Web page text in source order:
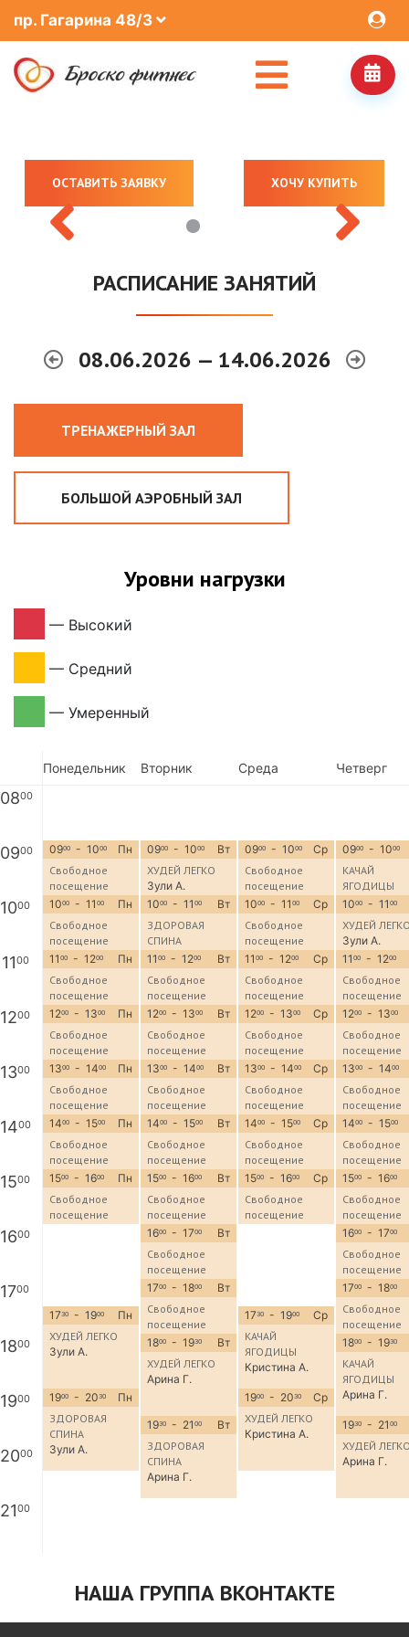
пр. Гагарина 48/3
ОСТАВИТЬ ЗАЯВКУ ХОЧУ КУПИТЬ
РАСПИСАНИЕ ЗАНЯТИЙ
08.06.2026 — 14.06.2026
ТРЕНАЖЕРНЫЙ ЗАЛ
БОЛЬШОЙ АЭРОБНЫЙ ЗАЛ
Уровни нагрузки
— Высокий
— Средний
— Умеренный
Понедельник Вторник Среда Четверг
0800
0900 0900 - 1000
Пн
Свободное
посещение
0900 - 1000
Вт
ХУДЕЙ ЛЕГКО
Зули А.
0900 - 1000
Ср
Свободное
посещение
0900 - 1000
КАЧАЙ
ЯГОДИЦЫ
Зули А.
1000 1000 - 11 00
Пн
Свободное
посещение
1000 - 11 00
Вт
ЗДОРОВАЯ
СПИНА
Зули А.
1000 - 11 00
Ср
Свободное
посещение
1000 - 11 00
ХУДЕЙ
Зули А.
1100 11 00 - 1200
Пн
Свободное
посещение
11 00 - 1200
Вт
Свободное
посещение
11 00 - 1200
Ср
Свободное
посещение
11 00 - 1200
Свободное
посещение
1200 1200 - 1300
Пн
Свободное
посещение
1200 - 1300
Вт
Свободное
посещение
1200 - 1300
Ср
Свободное
посещение
1200 - 1300
Свободное
посещение
1300 1300 - 1400
Пн
Свободное
посещение
1300 - 1400
Вт
Свободное
посещение
1300 - 1400
Ср
Свободное
посещение
1300 - 1400
Свободное
посещение
1400 1400 - 1500
Пн
Свободное
посещение
1400 - 1500
Вт
Свободное
посещение
1400 - 1500
Ср
Свободное
посещение
1400 - 1500
Свободное
посещение
1500 1500 - 1600
Пн
Свободное
посещение
1500 - 1600
Вт
Свободное
посещение
1500 - 1600
Ср
Свободное
посещение
1500 - 1600
Свободное
посещение
1600 1600 - 1700
Вт
Свободное
посещение
1600 - 1700
Свободное
посещение
1700
17 30 - 1900
Пн
ХУДЕЙ ЛЕГКО
Зули А.
1700 - 1800
Вт
Свободное
посещение
17 30 - 1900
Ср
КАЧАЙ
ЯГОДИЦЫ
Кристина А.
1700 - 1800
Свободное
посещение
1800 1800 - 1930
Вт
ХУДЕЙ ЛЕГКО
Арина Г.
1800 - 1930
КАЧАЙ
ЯГОДИЦЫ
Арина Г.
1900 1900 - 20 30
Пн
ЗДОРОВАЯ
СПИНА
Зули А.
1930 - 21 00
Вт
ЗДОРОВАЯ
СПИНА
Арина Г.
1900 - 20 30
Ср
ХУДЕЙ ЛЕГКО
Кристина А.
1930 - 21 00
ХУДЕЙ
Арина Г.
2000
2100
НАША ГРУППА ВКОНТАКТЕ